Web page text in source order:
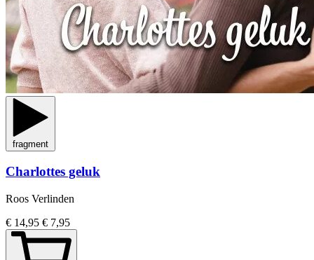
fragment
Charlottes geluk
Roos Verlinden
€ 14,95 € 7,95